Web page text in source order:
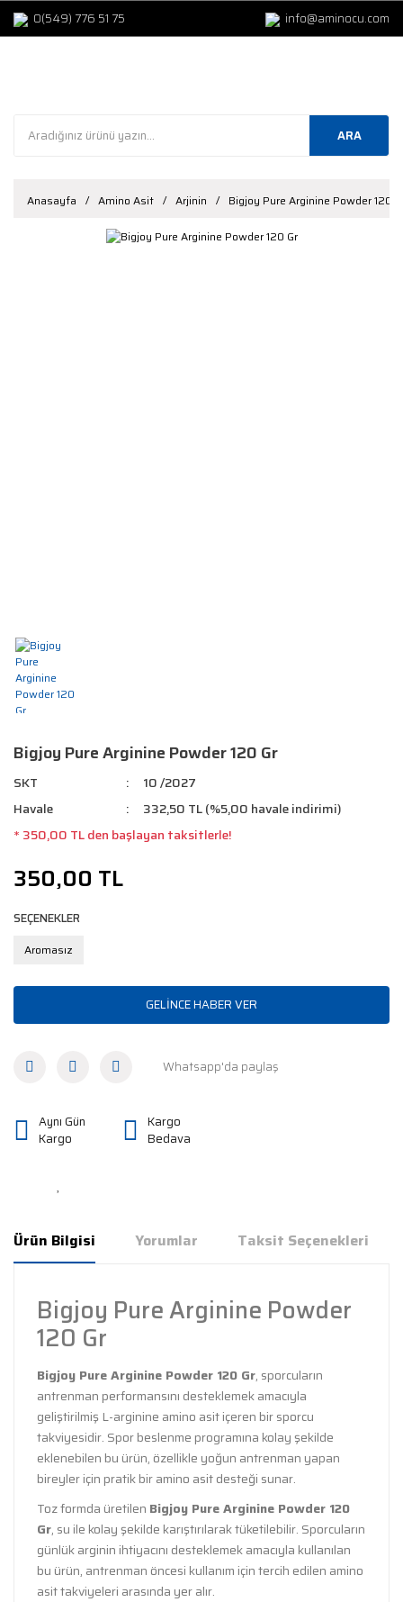
0(549) 776 51 75 info@aminocu.com
ARA
Anasayfa Amino Asit Arjinin Bigjoy Pure Arginine Powder 120
Bigjoy Pure Arginine Powder 120 Gr
SKT
10 /2027
Havale
332,50 TL (%5,00 havale indirimi)
* 350,00 TL den başlayan taksitlerle!
350,00 TL
SEÇENEKLER
Aromasız
GELİNCE HABER VER
Whatsapp'da paylaş
Aynı Gün
Kargo
Kargo
Bedava
Ürün Bilgisi Yorumlar Taksit Seçenekleri
Bigjoy Pure Arginine Powder
120 Gr
Bigjoy Pure Arginine Powder 120 Gr, sporcuların
antrenman performansını desteklemek amacıyla
geliştirilmiş L-arginine amino asit içeren bir sporcu
takviyesidir. Spor beslenme programına kolay şekilde
eklenebilen bu ürün, özellikle yoğun antrenman yapan
bireyler için pratik bir amino asit desteği sunar.
Toz formda üretilen Bigjoy Pure Arginine Powder 120
Gr, su ile kolay şekilde karıştırılarak tüketilebilir. Sporcuların
günlük arginin ihtiyacını desteklemek amacıyla kullanılan
bu ürün, antrenman öncesi kullanım için tercih edilen amino
asit takviyeleri arasında yer alır.